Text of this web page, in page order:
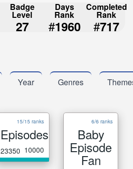
Badge
Level
27
Days
Rank
#1960
Completed
Rank
#717
Year Genres
15/15 ranks
Episodes
23350 10000
6/6 ranks
Baby
Episode
Fan